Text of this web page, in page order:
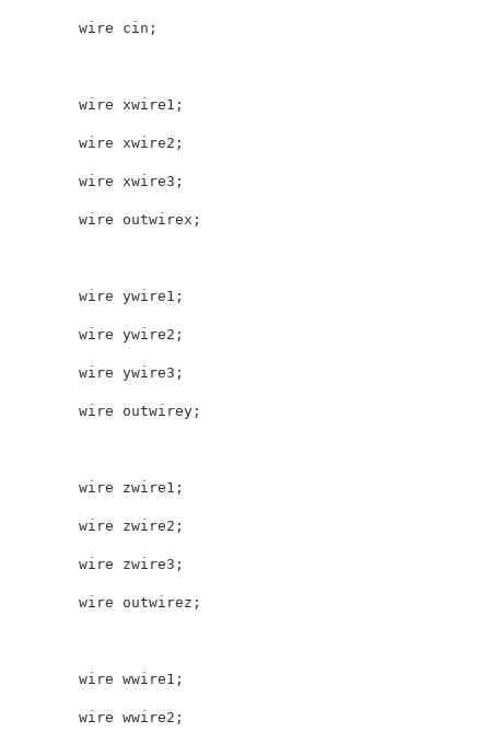
        wire cin;
        wire xwire1;
        wire xwire2;
        wire xwire3;
        wire outwirex;
        wire ywire1;
        wire ywire2;
        wire ywire3;
        wire outwirey;
        wire zwire1;
        wire zwire2;
        wire zwire3;
        wire outwirez;
        wire wwire1;
        wire wwire2;